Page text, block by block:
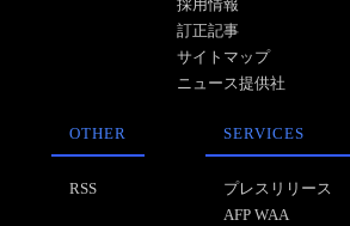
採用情報
訂正記事
サイトマップ
ニュース提供社
OTHER
RSS
SERVICES
プレスリリース
AFP WAA